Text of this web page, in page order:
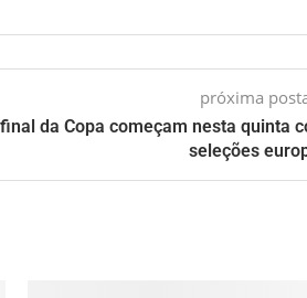
próxima
da Copa começam nesta quinta
seleções